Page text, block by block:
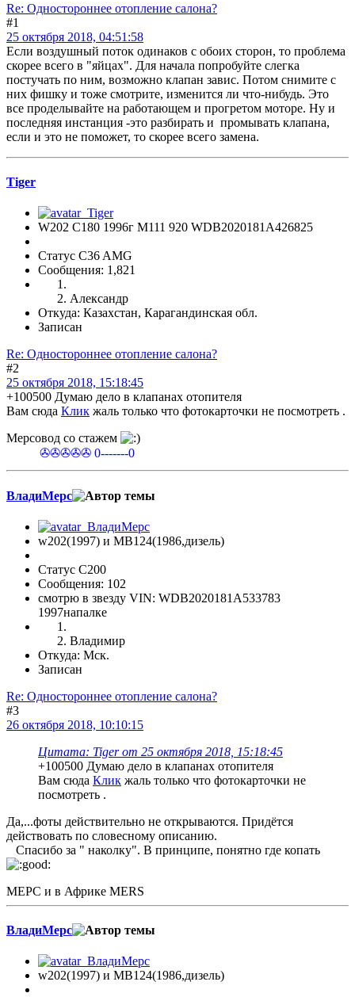
Re: Одностороннее отопление салона?
#1
25 октября 2018, 04:51:58
Если воздушный поток одинаков с обоих сторон, то проблема
скорее всего в "яйцах". Для начала попробуйте слегка
постучать по ним, возможно клапан завис. Потом снимите с
них фишку и тоже смотрите, изменится ли что-нибудь. Это
все проделывайте на работающем и прогретом моторе. Ну и
последняя инстанция -это разбирать и промывать клапана,
если и это не поможет, то скорее всего замена.
Tiger
W202 C180 1996г М111 920 WDB2020181A426825
Статус C36 AMG
Сообщения: 1,821
Александр
Откуда: Казахстан, Карагандинская обл.
Записан
Re: Одностороннее отопление салона?
#2
25 октября 2018, 15:18:45
+100500 Думаю дело в клапанах отопителя
Вам сюда Клик жаль только что фотокарточки не посмотреть .
Мерсовод со стажем
✇✇✇✇✇ 0-------0
ВладиМерс
w202(1997) и МВ124(1986,дизель)
Статус C200
Сообщения: 102
смотрю в звезду VIN: WDB2020181A533783
1997напалке
Владимир
Откуда: Мск.
Записан
Re: Одностороннее отопление салона?
#3
26 октября 2018, 10:10:15
Цитата: Tiger от 25 октября 2018, 15:18:45
+100500 Думаю дело в клапанах отопителя
Вам сюда Клик жаль только что фотокарточки не
посмотреть .
Да,...фоты действительно не открываются. Придётся
действовать по словесному описанию.
Спасибо за " наколку". В принципе, понятно где копать
МЕРС и в Африке MERS
ВладиМерс
w202(1997) и МВ124(1986,дизель)